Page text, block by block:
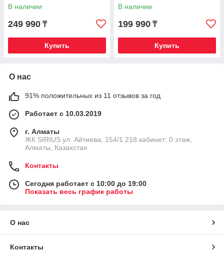
В наличии
249 990 ₸
Купить
В наличии
199 990 ₸
Купить
О нас
91% положительных из 11 отзывов за год
Работает с 10.03.2019
г. Алматы
​ЖК SIRIUS​ ул. Айтиева, 154/1​ 218 кабинет; 0 этаж,
Алматы, Казахстан
Контакты
Сегодня работает с 10:00 до 19:00
Показать весь график работы
О нас
Контакты